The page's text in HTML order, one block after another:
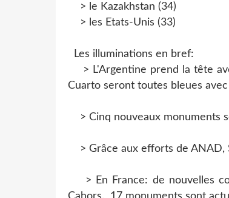
> le Kazakhstan (34)
> les Etats-Unis (33)
Les illuminations en bref:
> L'Argentine prend la tête
Cuarto seront toutes bleues
> Cinq nouveaux monuments
> Grâce aux efforts de ANAD,
> En France: de nouvelles